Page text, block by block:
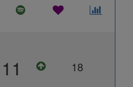
11 18